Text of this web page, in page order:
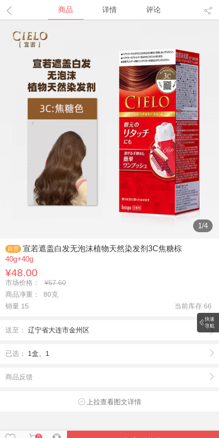
商品 详情 评论
1/4
自营 宣若遮盖白发无泡沫植物天然染发剂3C焦糖棕
40g+40g
¥48.00
市场价格：
¥57.60
商品净重： 80克
销量 15
当前库存 66
送至： 辽宁省大连市金州区
已选： 1盒、1
商品反馈
上拉查看图文详情
快速
导航